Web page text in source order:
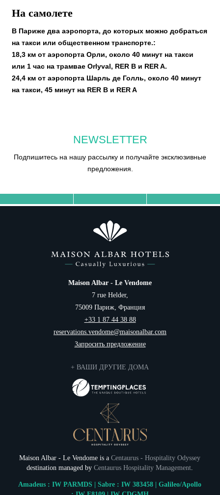
На самолете
В Париже два аэропорта, до которых можно добраться
на такси или общественном транспорте.:
18,3 км от аэропорта Орли, около 40 минут на такси
или 1 час на трамвае Orlyval, RER B и RER A.
24,4 км от аэропорта Шарль де Голль, около 40 минут
на такси, 45 минут на RER B и RER A
NEWSLETTER
Подпишитесь на нашу рассылку и получайте эксклюзивные
предложения.
Maison Albar - Le Vendome
7 rue Helder,
75009 Париж, Франция
+33 1 87 44 38 88
reservations.vendome@maisonalbar.com
Запросить предложение
+ ВАШИ ДРУГИЕ ДОМА
Maison Albar - Le Vendome is aCentaurus - Hospitality Odyssey
destination managed byCentaurus Hospitality Management
Amadeus : IW PARMDS | Sabre : IW 383458 | Galileo/Apollo